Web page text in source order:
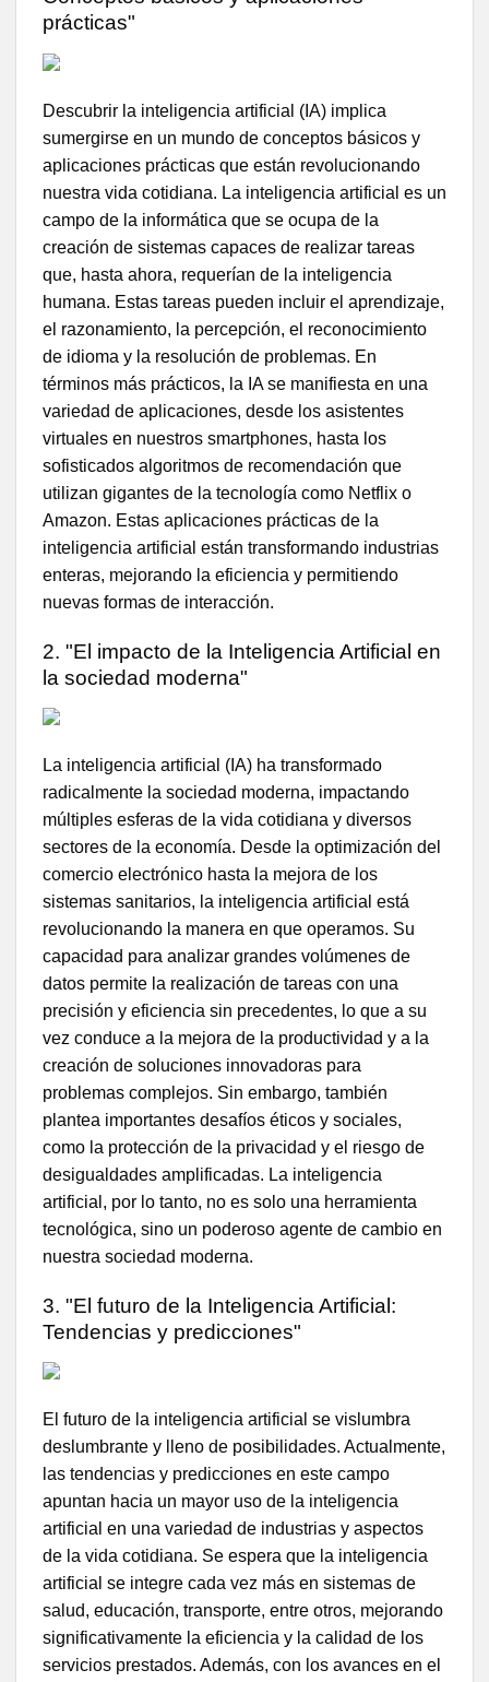
prácticas"
Descubrir la inteligencia artificial (IA) implica
sumergirse en un mundo de conceptos básicos y
aplicaciones prácticas que están revolucionando
nuestra vida cotidiana. La inteligencia artificial es un
campo de la informática que se ocupa de la
creación de sistemas capaces de realizar tareas
que, hasta ahora, requerían de la inteligencia
humana. Estas tareas pueden incluir el aprendizaje,
el razonamiento, la percepción, el reconocimiento
de idioma y la resolución de problemas. En
términos más prácticos, la IA se manifiesta en una
variedad de aplicaciones, desde los asistentes
virtuales en nuestros smartphones, hasta los
sofisticados algoritmos de recomendación que
utilizan gigantes de la tecnología como Netflix o
Amazon. Estas aplicaciones prácticas de la
inteligencia artificial están transformando industrias
enteras, mejorando la eficiencia y permitiendo
nuevas formas de interacción.
2. "El impacto de la Inteligencia Artificial en
la sociedad moderna"
La inteligencia artificial (IA) ha transformado
radicalmente la sociedad moderna, impactando
múltiples esferas de la vida cotidiana y diversos
sectores de la economía. Desde la optimización del
comercio electrónico hasta la mejora de los
sistemas sanitarios, la inteligencia artificial está
revolucionando la manera en que operamos. Su
capacidad para analizar grandes volúmenes de
datos permite la realización de tareas con una
precisión y eficiencia sin precedentes, lo que a su
vez conduce a la mejora de la productividad y a la
creación de soluciones innovadoras para
problemas complejos. Sin embargo, también
plantea importantes desafíos éticos y sociales,
como la protección de la privacidad y el riesgo de
desigualdades amplificadas. La inteligencia
artificial, por lo tanto, no es solo una herramienta
tecnológica, sino un poderoso agente de cambio en
nuestra sociedad moderna.
3. "El futuro de la Inteligencia Artificial:
Tendencias y predicciones"
El futuro de la inteligencia artificial se vislumbra
deslumbrante y lleno de posibilidades. Actualmente,
las tendencias y predicciones en este campo
apuntan hacia un mayor uso de la inteligencia
artificial en una variedad de industrias y aspectos
de la vida cotidiana. Se espera que la inteligencia
artificial se integre cada vez más en sistemas de
salud, educación, transporte, entre otros, mejorando
significativamente la eficiencia y la calidad de los
servicios prestados. Además, con los avances en el